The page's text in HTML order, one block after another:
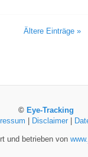
Ältere Einträge »
© Eye-Tracking
Disclaimer
und betrieben von